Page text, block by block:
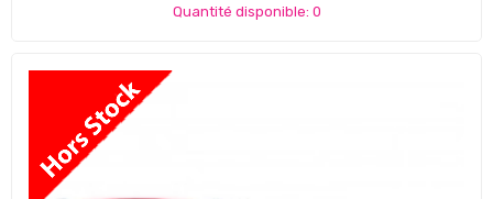
Quantité disponible: 0